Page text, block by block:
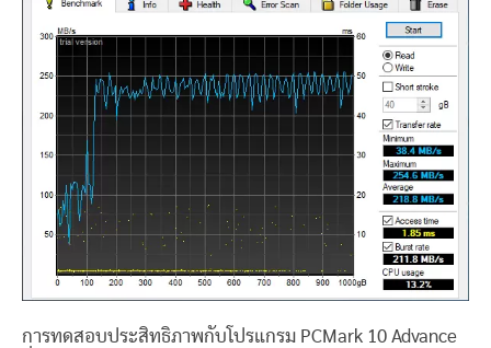
การทดสอบประสิทธิภาพกับโปรแกรม PCMark 10 Advance